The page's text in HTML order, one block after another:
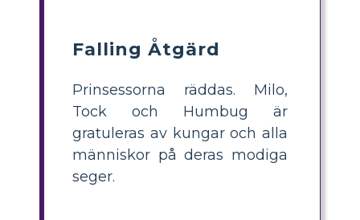
Falling Åtgärd
Prinsessorna räddas. Milo,
Tock och Humbug är
gratuleras av kungar och alla
människor på deras modiga
seger.